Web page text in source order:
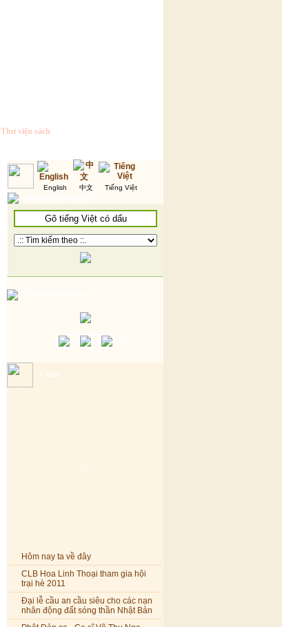
Thư viện sách
English 中文 Tiếng Việt
Video
Hôm nay ta về đây
CLB Hoa Linh Thoại tham gia hội
trại hè 2011
Đại lễ cầu an cầu siêu cho các nạn
nhân động đất sóng thần Nhật Bản